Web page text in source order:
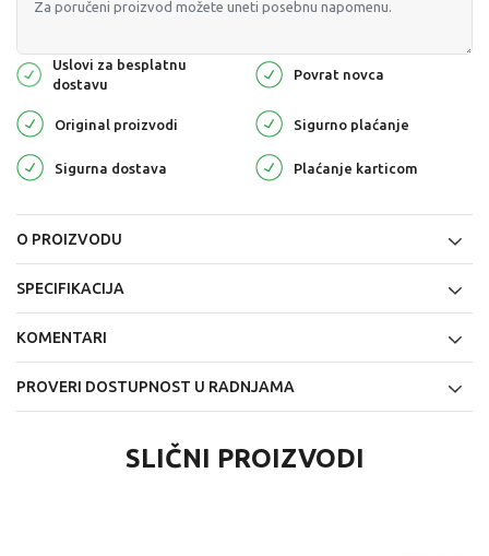
Uslovi za besplatnu
dostavu
Povrat novca
Original proizvodi Sigurno plaćanje
Sigurna dostava Plaćanje karticom
O PROIZVODU
SPECIFIKACIJA
KOMENTARI
PROVERI DOSTUPNOST U RADNJAMA
SLIČNI PROIZVODI